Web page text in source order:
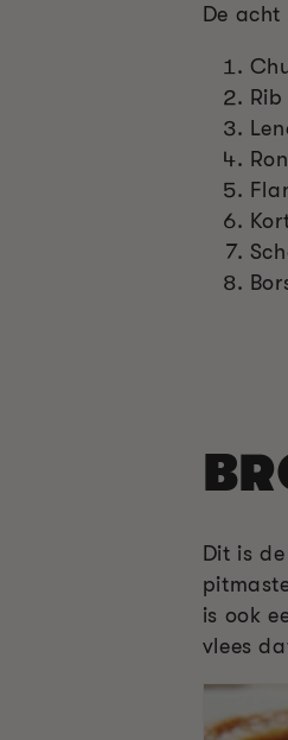
De acht
Rib
Dit is
is ook
vlees